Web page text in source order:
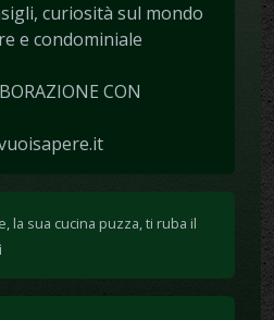
curiosità sul mondo
e condominiale
CON
la sua cucina puzza, ti ruba il